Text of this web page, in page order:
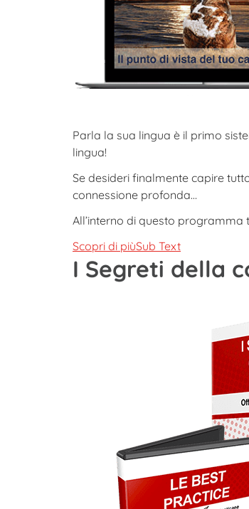
Parla la sua lingua è il primo
lingua!
Se desideri finalmente capire
connessione profonda…
All’interno di questo
Scopri di piùSub Text
I Segreti della